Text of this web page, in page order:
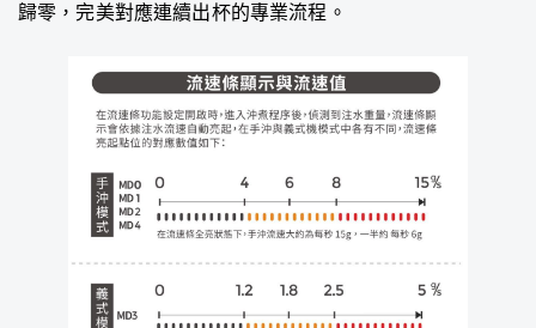
歸零，完美對應連續出杯的專業流程。